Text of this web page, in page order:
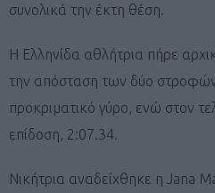
συνολικά την έκτη θέση.
Η Ελληνίδα αθλήτρια πήρε
την απόσταση των δύο
προκριματικό γύρο, ενώ στον
επίδοση, 2:07.34.
Νικήτρια αναδείχθηκε η Jana